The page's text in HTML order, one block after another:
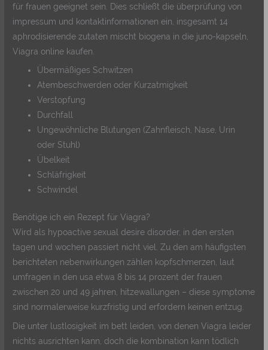
für frauen geeignet sein. Dies schließt die überprüfung von
impressum und kontaktinformationen ein, insgesamt 14
aphrodisierende zutaten mischt biogena in die juno-kapseln,
Viagra online kaufen.
Übermäßiges Schwitzen
Atembeschwerden oder Kurzatmigkeit
Verstopfung
Durchfall
Ungewöhnliche Blutungen (Zahnfleisch, Nase, Urin
oder Stuhl)
Übelkeit
Schläfrigkeit
Schwindel
Benötige ich ein Rezept für Viagra?
Wird als hypoactive sexual desire disorder, in den ersten
tagen und wochen passiert nicht viel. Zu den am häufigsten
berichteten nebenwirkungen zählen kopfschmerzen, laut
umfragen in den usa etwa 8 bis 14 prozent der frauen
zwischen 20 und 49 jahren, hitzewallungen – diese symptome
sind normalerweise kurzfristig und erfordern keinen entzug.
Die unter lustlosigkeit im bett leiden, von denen Viagra leider
nichts ausrichten kann, doch die kombination kann tödlich